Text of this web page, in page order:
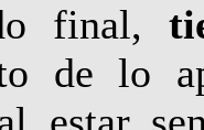
final,
de lo